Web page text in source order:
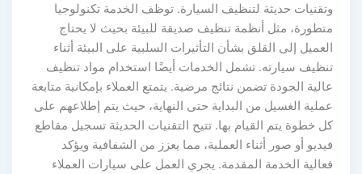
وتقنيات حديثة لتنظيف السيارة. توظف الخدمة تكنولوجيا
متطورة، مثل أنظمة تنظيف صديقة للبيئة بحيث لا يحتاج
العميل إلى القلق بشأن التأثيرات السلبية على البيئة أثناء
تنظيف سيارته. تشمل الخدمات أيضًا استخدام مواد تنظيف
عالية الجودة تضمن نتائج مرضية. يتمتع العملاء بإمكانية متابعة
عملية الغسيل من البداية حتى النهاية، حيث يتم إطلاعهم على
كل خطوة يتم القيام بها. تتيح التقنيات الحديثة تسجيل مقاطع
فيديو أو صور أثناء العملية، مما يعزز من الشفافية ويؤكد
فعالية الخدمة المقدمة. يجري العمل على سيارات العملاء